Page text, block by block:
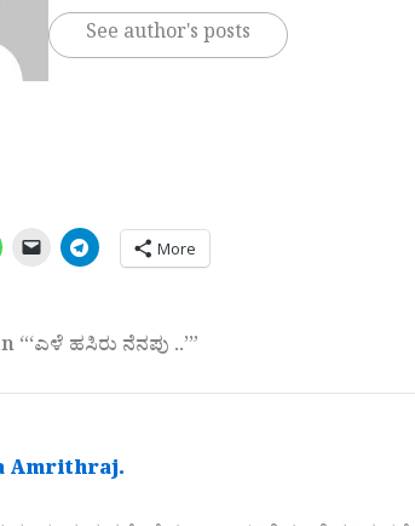
See author's posts
More
“‘ಎಳೆ ಹಸಿರು ನೆನಪು ..’”
Amrithraj.